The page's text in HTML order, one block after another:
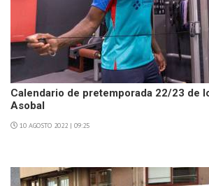
Calendario de pretemporada 22/23 de
Asobal
10 AGOSTO 2022 | 09:25